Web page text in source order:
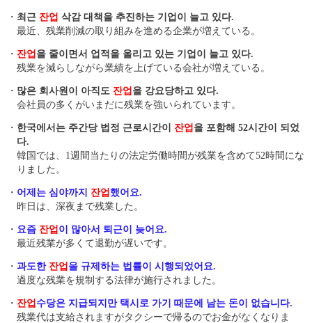
・ 최근 잔업 삭감 대책을 추진하는 기업이 늘고 있다.
最近、残業削減の取り組みを進める企業が増えている。
・ 잔업 을 줄이면서 업적을 올리고 있는 기업이 늘고 있다.
残業を減らしながら業績を上げている会社が増えている。
・ 많은 회사원이 아직도 잔업 을 강요당하고 있다.
会社員の多くがいまだに残業を強いられています。
・ 한국에서는 주간당 법정 근로시간이 잔업 을 포함해 52시간이 되었
다.
韓国では、1週間当たりの法定労働時間が残業を含めて52時間にな
りました。
・ 어제는 심야까지 잔업 했어요.
昨日は、深夜まで残業した。
・ 요즘 잔업 이 많아서 퇴근이 늦어요.
最近残業が多くて退勤が遅いです。
・ 과도한 잔업 을 규제하는 법률이 시행되었어요.
過度な残業を規制する法律が施行されました。
・ 잔업 수당은 지급되지만 택시로 가기 때문에 남는 돈이 없습니다.
残業代は支給されますがタクシーで帰るのでお金がなくなりま